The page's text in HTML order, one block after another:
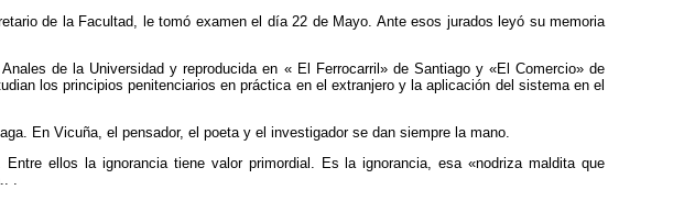
de la Facultad, le tomó examen el día 22 de Mayo. Ante esos jurados leyó su memoria
de la Universidad y reproducida en « El Ferrocarril» de Santiago y «El Comercio» de
los principios penitenciarios en práctica en el extranjero y la aplicación del sistema en el
En Vicuña, el pensador, el poeta y el investigador se dan siempre la mano.
ellos la ignorancia tiene valor primordial. Es la ignorancia, esa «nodriza maldita que
.